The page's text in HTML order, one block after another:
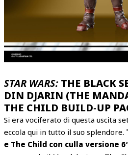
STAR WARS: THE BLACK
DIN DJARIN (THE
THE CHILD BUILD-UP
Si era vociferato di questa uscita
eccola qui in tutto il suo splendore.
e The Child con culla versione